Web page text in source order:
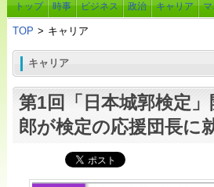
トップ 時事 ビジネス 政治 キャリア マ
TOP > キャリア
キャリア
第1回「日本城郭検定
郎が検定の応援団長に